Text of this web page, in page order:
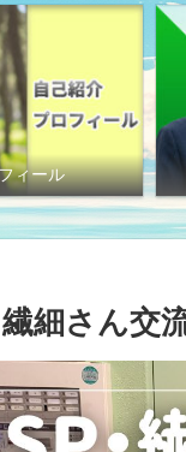
ィール
細さん交